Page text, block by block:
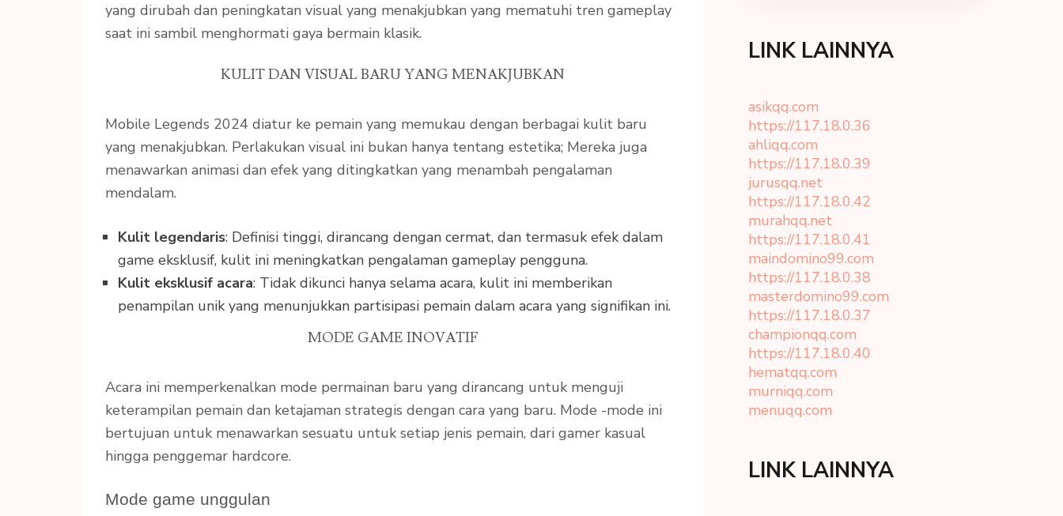
yang dirubah dan peningkatan visual yang menakjubkan yang mematuhi tren gameplay
saat ini sambil menghormati gaya bermain klasik.
KULIT DAN VISUAL BARU YANG MENAKJUBKAN
Mobile Legends 2024 diatur ke pemain yang memukau dengan berbagai kulit baru
yang menakjubkan. Perlakukan visual ini bukan hanya tentang estetika; Mereka juga
menawarkan animasi dan efek yang ditingkatkan yang menambah pengalaman
mendalam.
Kulit legendaris: Definisi tinggi, dirancang dengan cermat, dan termasuk efek dalam
game eksklusif, kulit ini meningkatkan pengalaman gameplay pengguna.
Kulit eksklusif acara: Tidak dikunci hanya selama acara, kulit ini memberikan
penampilan unik yang menunjukkan partisipasi pemain dalam acara yang signifikan ini.
MODE GAME INOVATIF
Acara ini memperkenalkan mode permainan baru yang dirancang untuk menguji
keterampilan pemain dan ketajaman strategis dengan cara yang baru. Mode -mode ini
bertujuan untuk menawarkan sesuatu untuk setiap jenis pemain, dari gamer kasual
hingga penggemar hardcore.
Mode game unggulan
LINK LAINNYA
asikqq.com
https://117.18.0.36
ahliqq.com
https://117.18.0.39
jurusqq.net
https://117.18.0.42
murahqq.net
https://117.18.0.41
maindomino99.com
https://117.18.0.38
masterdomino99.com
https://117.18.0.37
championqq.com
https://117.18.0.40
hematqq.com
murniqq.com
menuqq.com
LINK LAINNYA